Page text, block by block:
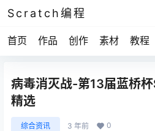
Scratch编程
首页 作品 创作 素材 教程
病毒消灭战-第13届蓝桥
精选
综合资讯 3 年前 0